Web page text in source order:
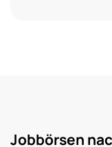
Jobbörsen